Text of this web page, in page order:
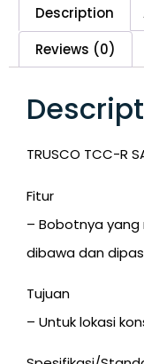
Description
Reviews (0)
TRUSCO TCC-R
Fitur
– Bobotnya
dibawa dan
Tujuan
– Untuk lokasi